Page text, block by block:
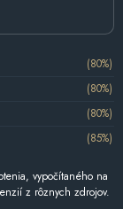
(80%)
(80%)
(80%)
(85%)
vypočítaného na
z rôznych zdrojov.